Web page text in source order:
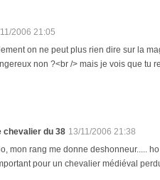
2006 21:05
on ne peut plus rien dire sur la
non ?<br /> mais je vois que tu
chevalier du 38 13/11/2006 21:38
mon rang me donne deshonneur.....
pour un chevalier médiéval